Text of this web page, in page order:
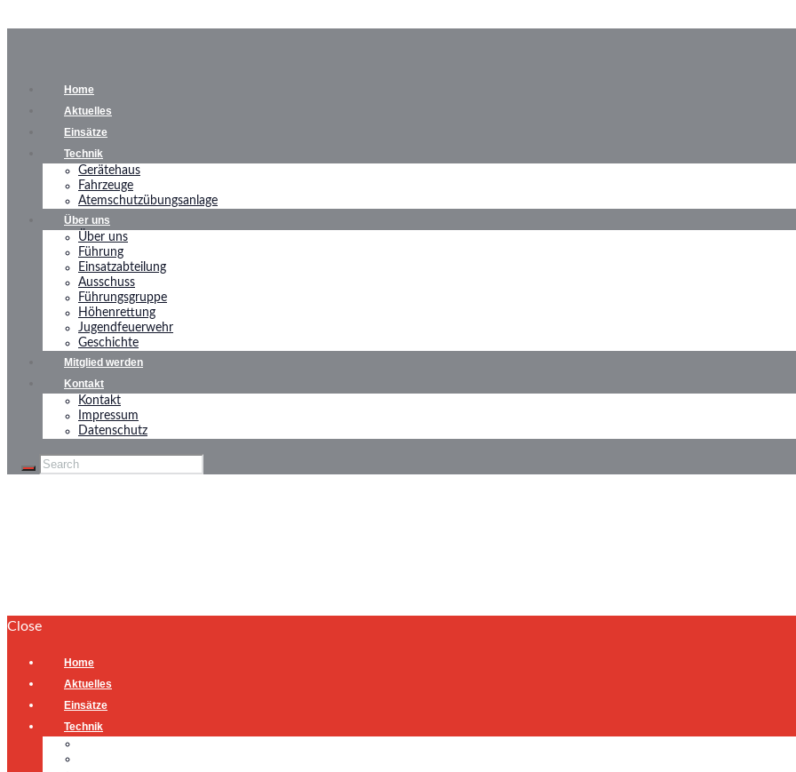
Home
Aktuelles
Einsätze
Technik
Gerätehaus
Fahrzeuge
Atemschutzübungsanlage
Über uns
Über uns
Führung
Einsatzabteilung
Ausschuss
Führungsgruppe
Höhenrettung
Jugendfeuerwehr
Geschichte
Mitglied werden
Kontakt
Kontakt
Impressum
Datenschutz
Close
Home
Aktuelles
Einsätze
Technik